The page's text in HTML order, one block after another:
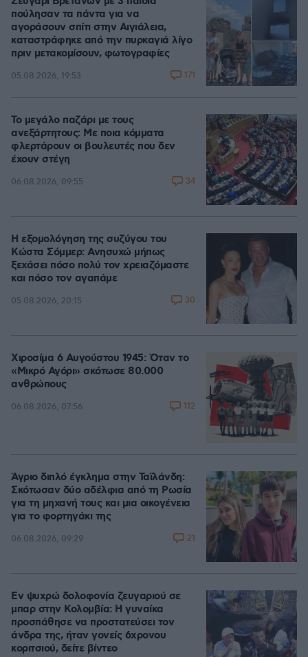
πούλησαν τα πάντα για να
αγοράσουν σπίτι στην Αιγιάλεια,
καταστράφηκε από την πυρκαγιά λίγο
πριν μετακομίσουν, φωτογραφίες
05.08.2026, 19:53 171
Το μεγάλο παζάρι με τους
ανεξάρτητους: Με ποια κόμματα
φλερτάρουν οι βουλευτές που δεν
έχουν στέγη
06.08.2026, 09:55 34
Η εξομολόγηση της συζύγου του
Κώστα Σόμμερ: Ανησυχώ μήπως
ξεχάσει πόσο πολύ τον χρειαζόμαστε
και πόσο τον αγαπάμε
05.08.2026, 20:15 30
Χιροσίμα 6 Αυγούστου 1945: Όταν το
«Μικρό Αγόρι» σκότωσε 80.000
ανθρώπους
06.08.2026, 07:56 112
Άγριο διπλό έγκλημα στην Ταϊλάνδη:
Σκότωσαν δύο αδέλφια από τη Ρωσία
για τη μηχανή τους και μια οικογένεια
για το φορτηγάκι της
06.08.2026, 09:29 21
Εν ψυχρώ δολοφονία ζευγαριού σε
μπαρ στην Κολομβία: Η γυναίκα
προσπάθησε να προστατεύσει τον
άνδρα της, ήταν γονείς 6χρονου
κοριτσιού, δείτε βίντεο